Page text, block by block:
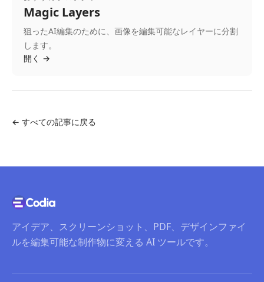
Magic Layers
狙ったAI編集のために、画像を編集可能なレイヤーに分割
します。
開く →
← すべての記事に戻る
アイデア、スクリーンショット、PDF、デザインファイ
ルを編集可能な制作物に変える AI ツールです。